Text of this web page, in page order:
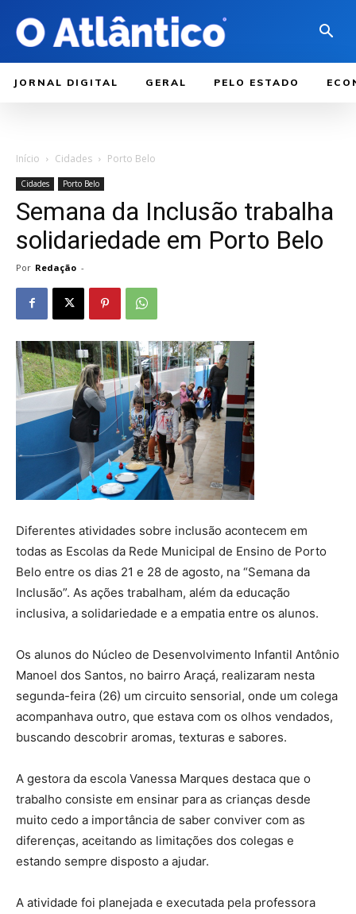
JORNAL DIGITAL GERAL PELO ESTADO
Início Cidades Porto Belo
Cidades Porto Belo
Semana da Inclusão trabalha
solidariedade em Porto Belo
Por Redação -
Diferentes atividades sobre inclusão acontecem em
todas as Escolas da Rede Municipal de Ensino de Porto
Belo entre os dias 21 e 28 de agosto, na “Semana da
Inclusão”. As ações trabalham, além da educação
inclusiva, a solidariedade e a empatia entre os alunos.
Os alunos do Núcleo de Desenvolvimento Infantil Antônio
Manoel dos Santos, no bairro Araçá, realizaram nesta
segunda-feira (26) um circuito sensorial, onde um colega
acompanhava outro, que estava com os olhos vendados,
buscando descobrir aromas, texturas e sabores.
A gestora da escola Vanessa Marques destaca que o
trabalho consiste em ensinar para as crianças desde
muito cedo a importância de saber conviver com as
diferenças, aceitando as limitações dos colegas e
estando sempre disposto a ajudar.
A atividade foi planejada e executada pela professora